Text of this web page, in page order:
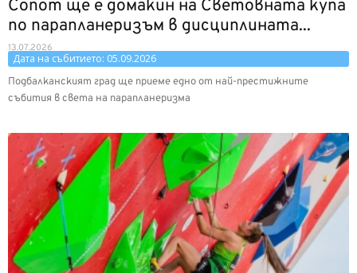
Сопот ще е домакин на Световната купа
по парапланеризъм в дисциплината...
13.07.2026
Дата на събитието: 05.09.2026
Подбалканският град ще приеме едно от най-престижните
събития в света на парапланеризма